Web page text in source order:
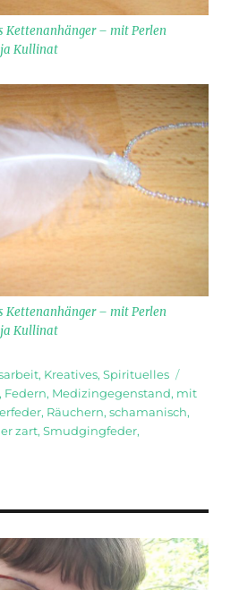
Kettenanhänger – mit Perlen
Kullinat
Kettenanhänger – mit Perlen
Kullinat
, Kreatives,Spirituelles
, Federn, Medizingegenstand, mit
, Räuchern,schamanisch,
zart,Smudgingfeder,